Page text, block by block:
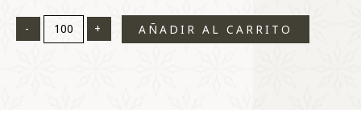
-
canutillo
estrellas
+ AÑADIR AL CARRITO